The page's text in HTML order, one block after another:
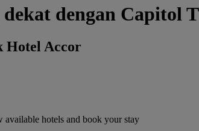
dengan Capitol
Hotel Accor
available hotels and book your stay